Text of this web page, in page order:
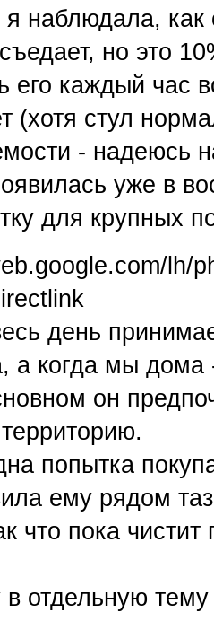
я наблюдала,
но это
его каждый час
(хотя стул
- надеюсь
уже в
для крупных
день
а когда мы дома
он
попытка
ему рядом
что пока
отдельную